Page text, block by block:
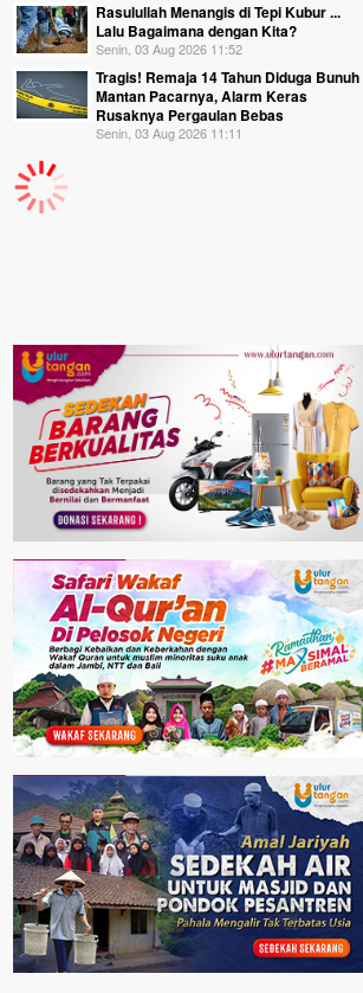
Rasulullah Menangis di Tepi Kubur ...
Lalu Bagaimana dengan Kita?
Senin, 03 Aug 2026 11:52
Tragis! Remaja 14 Tahun Diduga Bunuh
Mantan Pacarnya, Alarm Keras
Rusaknya Pergaulan Bebas
Senin, 03 Aug 2026 11:11